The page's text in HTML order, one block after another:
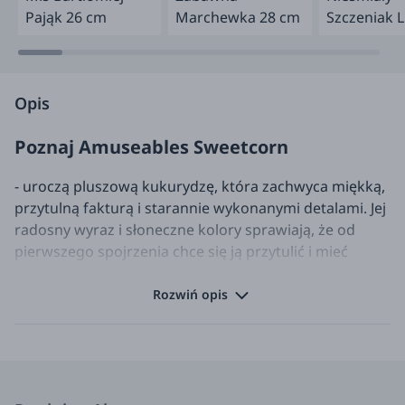
Pająk 26 cm
Marchewka 28 cm
Szczeniak
Opis
Poznaj Amuseables Sweetcorn
- uroczą pluszową kukurydzę, która zachwyca miękką,
przytulną fakturą i starannie wykonanymi detalami. Jej
radosny wyraz i słoneczne kolory sprawiają, że od
pierwszego spojrzenia chce się ją przytulić i mieć
tylko maskotka – to wesoły towarzysz codziennych
Rozwiń opis